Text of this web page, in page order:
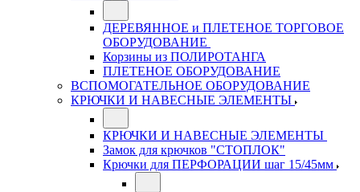
ДЕРЕВЯННОЕ и ПЛЕТЕНОЕ ТОРГОВОЕ
ОБОРУДОВАНИЕ
Корзины из ПОЛИРОТАНГА
ПЛЕТЕНОЕ ОБОРУДОВАНИЕ
ВСПОМОГАТЕЛЬНОЕ ОБОРУДОВАНИЕ
КРЮЧКИ И НАВЕСНЫЕ ЭЛЕМЕНТЫ
КРЮЧКИ И НАВЕСНЫЕ ЭЛЕМЕНТЫ
Замок для крючков "СТОПЛОК"
Крючки для ПЕРФОРАЦИИ шаг 15/45мм